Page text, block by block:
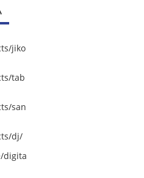
jiko
tab
san
dj/
digita